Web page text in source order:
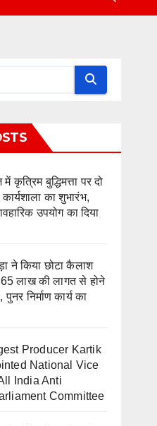
कृत्रिम बुद्धिमत्ता पर दो
कार्यशाला का शुभारंभ,
उपयोग का दिया
ने किया छोटा कैलाश
65 लाख की लागत से होने
निर्माण कार्य का
Producer Kartik
National Vice
India Anti
Committee